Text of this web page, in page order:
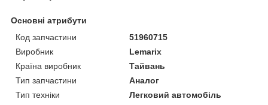
Основні атрибути
Код запчастини
51960715
Виробник
Lemarix
Країна виробник
Тайвань
Тип запчастини
Аналог
Тип техніки
Легковий автомобіль